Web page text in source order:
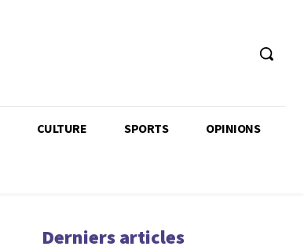
CULTURE SPORTS OPINIONS
Derniers articles